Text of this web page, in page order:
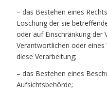
– das Bestehen eines
Löschung der sie
oder auf Einschränkung der
Verantwortlichen oder
diese Verarbeitung;
– das Bestehen eines
Aufsichtsbehörde;